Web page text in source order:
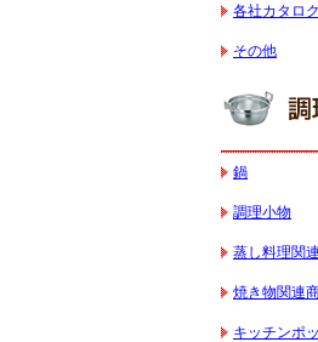
各社カタロ
その他
鍋
調理小物
蒸し料理関
焼き物関連
キッチンポ